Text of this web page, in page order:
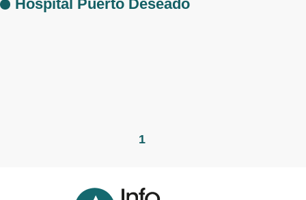
Hospital Puerto Deseado
1